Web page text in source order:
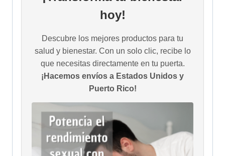
hoy!
Descubre los mejores productos para tu
salud y bienestar. Con un solo clic, recibe lo
que necesitas directamente en tu puerta.
¡Hacemos envíos a Estados Unidos y
Puerto Rico!